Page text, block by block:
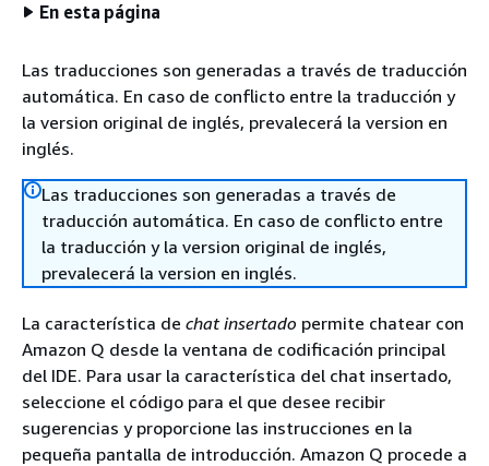
En esta página
Las traducciones son generadas a través de traducción
automática. En caso de conflicto entre la traducción y
la version original de inglés, prevalecerá la version en
inglés.
Las traducciones son generadas a través de
traducción automática. En caso de conflicto entre
la traducción y la version original de inglés,
prevalecerá la version en inglés.
La característica de chat insertado permite chatear con
Amazon Q desde la ventana de codificación principal
del IDE. Para usar la característica del chat insertado,
seleccione el código para el que desee recibir
sugerencias y proporcione las instrucciones en la
pequeña pantalla de introducción. Amazon Q procede a